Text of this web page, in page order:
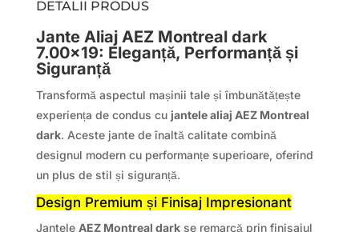
DETALII PRODUS
Jante Aliaj AEZ Montreal dark
7.00×19: Eleganță, Performanță și
Siguranță
Transformă aspectul mașinii tale și îmbunătățește
experiența de condus cu jantele aliaj AEZ Montreal
dark. Aceste jante de înaltă calitate combină
designul modern cu performanțe superioare, oferind
un plus de stil și siguranță.
Design Premium și Finisaj Impresionant
Jantele AEZ Montreal darkse remarcă prin finisajul